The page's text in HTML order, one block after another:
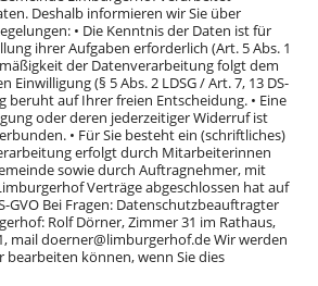
Deshalb informieren wir Sie über
• Die Kenntnis der Daten ist für
ihrer Aufgaben erforderlich (Art. 5 Abs. 1
der Datenverarbeitung folgt dem
(§ 5 Abs. 2 LDSG / Art. 7, 13 DS-
beruht auf Ihrer freien Entscheidung. • Eine
oder deren jederzeitiger Widerruf ist
• Für Sie besteht ein (schriftliches)
erfolgt durch Mitarbeiterinnen
sowie durch Auftragnehmer, mit
Verträge abgeschlossen hat auf
GVO Bei Fragen: Datenschutzbeauftragter
Rolf Dörner, Zimmer 31 im Rathaus,
mail doerner@limburgerhof.de Wir werden
bearbeiten können, wenn Sie dies